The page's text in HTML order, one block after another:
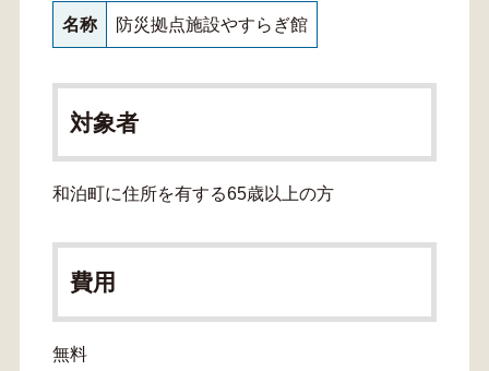
名称 防災拠点施設やすらぎ館
対象者
和泊町に住所を有する65歳以上の方
費用
無料